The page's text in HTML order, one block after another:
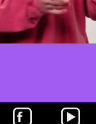
mit Iggi Kelly